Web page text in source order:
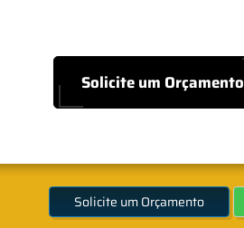
Solicite um Orçamento
Solicite um Orçamento